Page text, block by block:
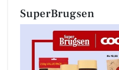
SuperBrugsen